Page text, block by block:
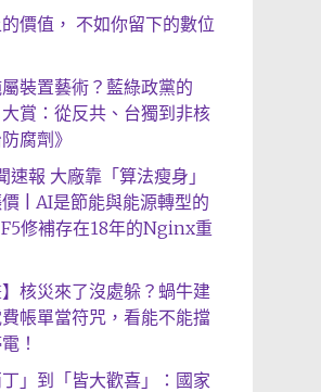
價值， 不如你留下的數位
屬裝置藝術？藍綠政黨的
大賞：從反共、台獨到非核
腐劑》
速報 大廠靠「算法瘦身」
| AI是節能與能源轉型的
修補存在18年的Nginx重
】核災來了沒處躲？蝸牛建
帳單當符咒，看能不能擋
！
」到「皆大歡喜」：國家